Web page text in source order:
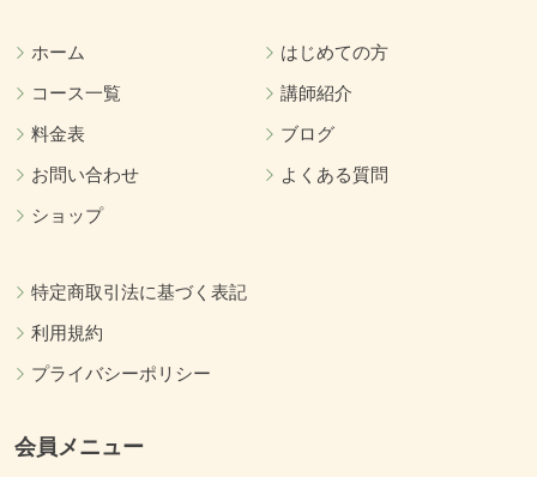
ホーム
はじめての方
コース一覧
講師紹介
料金表
ブログ
お問い合わせ
よくある質問
ショップ
特定商取引法に基づく表記
利用規約
プライバシーポリシー
会員メニュー